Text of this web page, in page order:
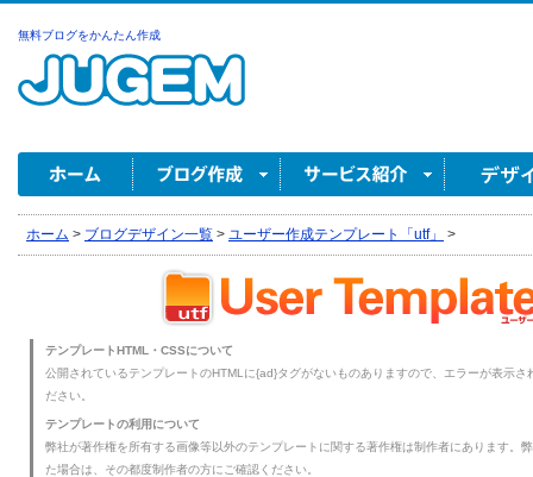
無料ブログをかんたん作成
ホーム > ブログデザイン一覧 > ユーザー作成テンプレート「utf」 >
テンプレートHTML・CSSについて
公開されているテンプレートのHTMLに{ad}タグがないものありますので、エラーが表示
ださい。
テンプレートの利用について
弊社が著作権を所有する画像等以外のテンプレートに関する著作権は制作者にあります。
た場合は、その都度制作者の方にご確認ください。